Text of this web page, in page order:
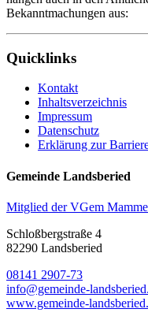
Bekanntmachungen aus:
Quicklinks
Kontakt
Inhaltsverzeichnis
Impressum
Datenschutz
Erklärung zur
Gemeinde Landsberied
Mitglied der VGem
Schloßbergstraße 4
82290 Landsberied
08141 2907-73
info@gemeinde-
www.gemeinde-